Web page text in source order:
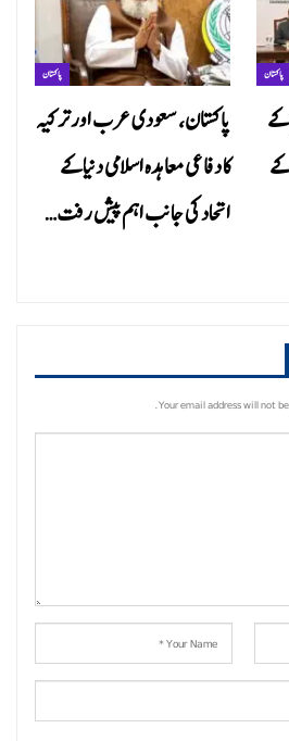
پاکستان
پاکستان، سعودی عرب اور ترکیہ
کا دفاعی معاہدہ اسلامی دنیا کے
اتحاد کی جانب اہم پیش رفت…
پاکستان
کے
Your email address will not